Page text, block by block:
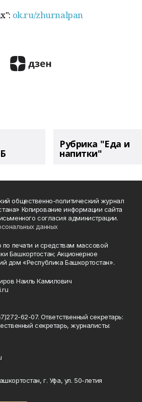
ok.ru/zhurnalpan
Рубрика "Еда и
напитки"
общественно-политический журнал
Копирование информации сайта
согласия администрации.
данных
по печати и средствам массовой
Башкортостан; Акционерное
дом «Республика Башкортостан».
Наиль Камилович
62-07. Ответственный секретарь:
секретарь, журналисты:
г. Уфа, ул. 50-летия